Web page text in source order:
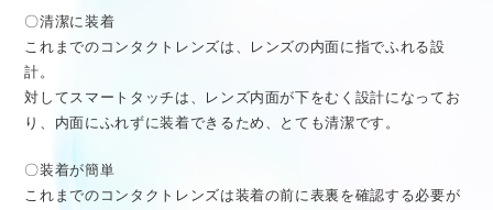
〇清潔に装着
これまでのコンタクトレンズは、レンズの内面に指でふれる設
計。
対してスマートタッチは、レンズ内面が下をむく設計になってお
り、内面にふれずに装着できるため、とても清潔です。
〇装着が簡単
これまでのコンタクトレンズは装着の前に表裏を確認する必要が